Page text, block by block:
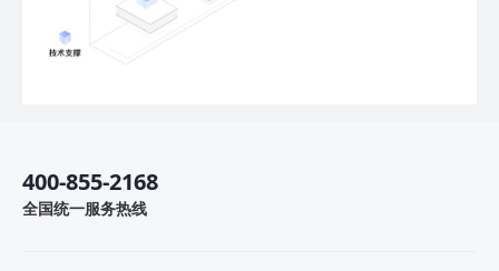
400-855-2168
全国统一服务热线